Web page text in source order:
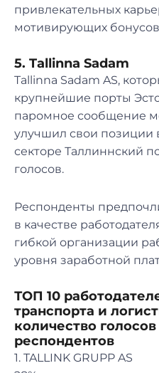
привлекательных
мотивирующих
5. Tallinna Sadam
Tallinna Sadam AS,
крупнейшие порты
паромное сообщение
улучшил свои позиции
секторе Таллиннский
голосов.
Респонденты
в качестве
гибкой организации
уровня заработной
ТОП 10
транспорта и
количество голосов
респондентов
1. TALLINK